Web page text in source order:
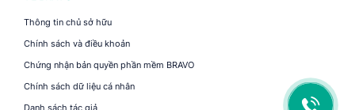
Thông tin chủ sở hữu
Chính sách và điều khoản
Chứng nhận bản quyền phần mềm BRAVO
Chính sách dữ liệu cá nhân
Danh sách tác giả